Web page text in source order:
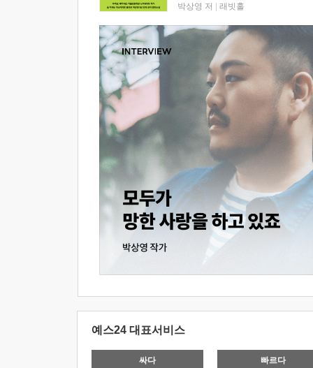
박상영 저 래빗홀
예스24 대표서비스
싸다 빠르다